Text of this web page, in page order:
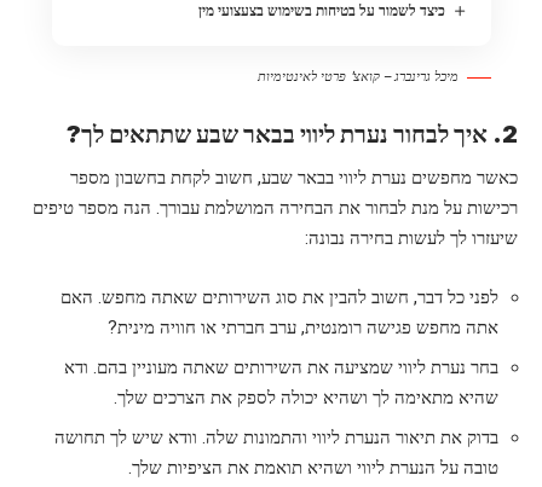
כיצד לשמור על בטיחות בשימוש בצעצועי מין
מיכל גרינברג – קואצ' פרטי לאינטימיות
2. איך לבחור נערת ליווי בבאר שבע שתתאים לך?
כאשר מחפשים נערת ליווי בבאר שבע, חשוב לקחת בחשבון מספר
רכישות על מנת לבחור את הבחירה המושלמת עבורך. הנה מספר טיפים
שיעזרו לך לעשות בחירה נבונה:
לפני כל דבר, חשוב להבין את סוג השירותים שאתה מחפש. האם
אתה מחפש פגישה רומנטית, ערב חברתי או חוויה מינית?
בחר נערת ליווי שמציעה את השירותים שאתה מעוניין בהם. ודא
שהיא מתאימה לך ושהיא יכולה לספק את הצרכים שלך.
בדוק את תיאור הנערת ליווי והתמונות שלה. וודא שיש לך תחושה
טובה על הנערת ליווי ושהיא תואמת את הציפיות שלך.